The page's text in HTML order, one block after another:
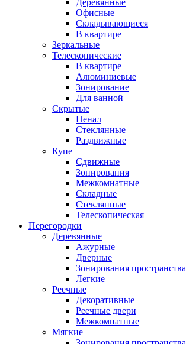
Деревянные
Офисные
Складывающиеся
В квартире
Зеркальные
Телескопические
В квартире
Алюминиевые
Зонирование
Для ванной
Скрытые
Пенал
Стеклянные
Раздвижные
Купе
Сдвижные
Зонирования
Межкомнатные
Складные
Стеклянные
Телескопическая
Перегородки
Деревянные
Ажурные
Дверные
Зонирования пространства
Легкие
Реечные
Декоративные
Реечные двери
Межкомнатные
Мягкие